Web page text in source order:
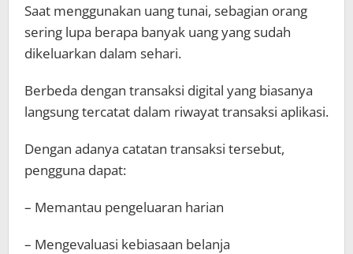
Saat menggunakan uang tunai, sebagian orang
sering lupa berapa banyak uang yang sudah
dikeluarkan dalam sehari.
Berbeda dengan transaksi digital yang biasanya
langsung tercatat dalam riwayat transaksi aplikasi.
Dengan adanya catatan transaksi tersebut,
pengguna dapat:
– Memantau pengeluaran harian
– Mengevaluasi kebiasaan belanja